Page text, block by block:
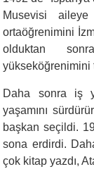
Musevisi
ortaöğrenimini
olduktan
yükseköğrenimini
Daha sonra iş
yaşamını
başkan seçildi.
sona erdirdi.
çok kitap yazdı,